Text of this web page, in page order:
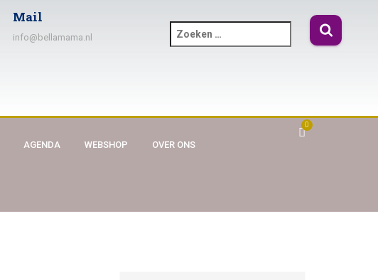
Mail
info@bellamama.nl
AGENDA WEBSHOP OVER ONS
0